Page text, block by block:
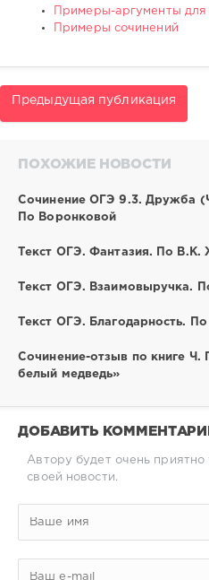
Примеры-аргументы для
Примеры сочинений
Предыдущая публикация
ПОХОЖИЕ НОВОСТИ
Сочинение ОГЭ 9.3. Дружба
По Воронковой
Текст ОГЭ. Фантазия. По В.К.
Текст ОГЭ. Взаимовыручка.
Текст ОГЭ. Благодарность.
Сочинение-отзыв по книге Ч.
белый медведь»
ДОБАВИТЬ
Автору будет очень приятно
своей новости.